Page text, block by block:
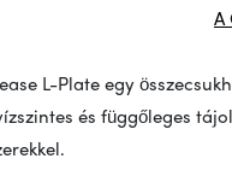
A
L-Plate egy
és függőleges